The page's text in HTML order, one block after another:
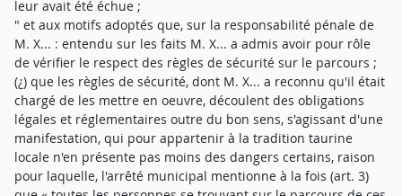
leur avait été échue ;
" et aux motifs adoptés que, sur la responsabilité pénale de
M. X... : entendu sur les faits M. X... a admis avoir pour rôle
de vérifier le respect des règles de sécurité sur le parcours ;
(¿) que les règles de sécurité, dont M. X... a reconnu qu'il était
chargé de les mettre en oeuvre, découlent des obligations
légales et réglementaires outre du bon sens, s'agissant d'une
manifestation, qui pour appartenir à la tradition taurine
locale n'en présente pas moins des dangers certains, raison
pour laquelle, l'arrêté municipal mentionne à la fois (art. 3)